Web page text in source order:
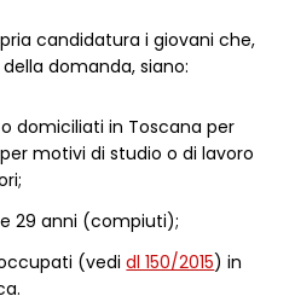
candidatura i giovani che,
domanda, siano:
domiciliati in Toscana per
motivi di studio o di lavoro
29 anni (compiuti);
(vedidl 150/2015) in